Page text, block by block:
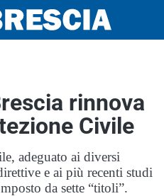
rinnova
Civile
adeguato ai diversi
e ai più recenti studi
da sette “titoli”.